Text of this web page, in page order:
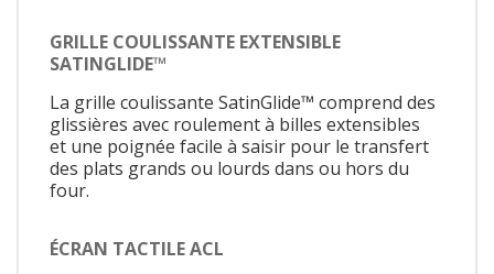
GRILLE COULISSANTE EXTENSIBLE
SATINGLIDE™
La grille coulissante SatinGlide™ comprend des
glissières avec roulement à billes extensibles
et une poignée facile à saisir pour le transfert
des plats grands ou lourds dans ou hors du
four.
ÉCRAN TACTILE ACL